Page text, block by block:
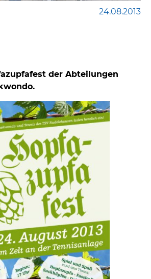
24.08.2013
der Abteilungen